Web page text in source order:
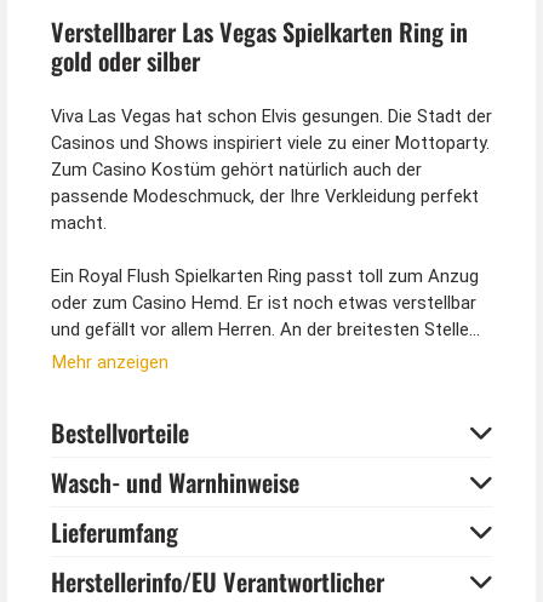
Verstellbarer Las Vegas Spielkarten Ring in
gold oder silber
Viva Las Vegas hat schon Elvis gesungen. Die Stadt der
Casinos und Shows inspiriert viele zu einer Mottoparty.
Zum Casino Kostüm gehört natürlich auch der
passende Modeschmuck, der Ihre Verkleidung perfekt
macht.
Ein Royal Flush Spielkarten Ring passt toll zum Anzug
oder zum Casino Hemd. Er ist noch etwas verstellbar
und gefällt vor allem Herren. An der breitesten Stelle
bei den Spielkarten ist der Ring ca. 1,4 cm breit. Der
den Las Vegas Ring tragen. Wählen Sie die Ringfarbe,
1. Schneiden Sie bitte einen Papierstreifen von ca. 10
cm Länge und 1 cm Breite ab.
2. Den Streifen jetzt um den Finger wickeln und dort
Mehr anzeigen
Bestellvorteile
Wasch- und Warnhinweise
Lieferumfang
Herstellerinfo/EU Verantwortlicher